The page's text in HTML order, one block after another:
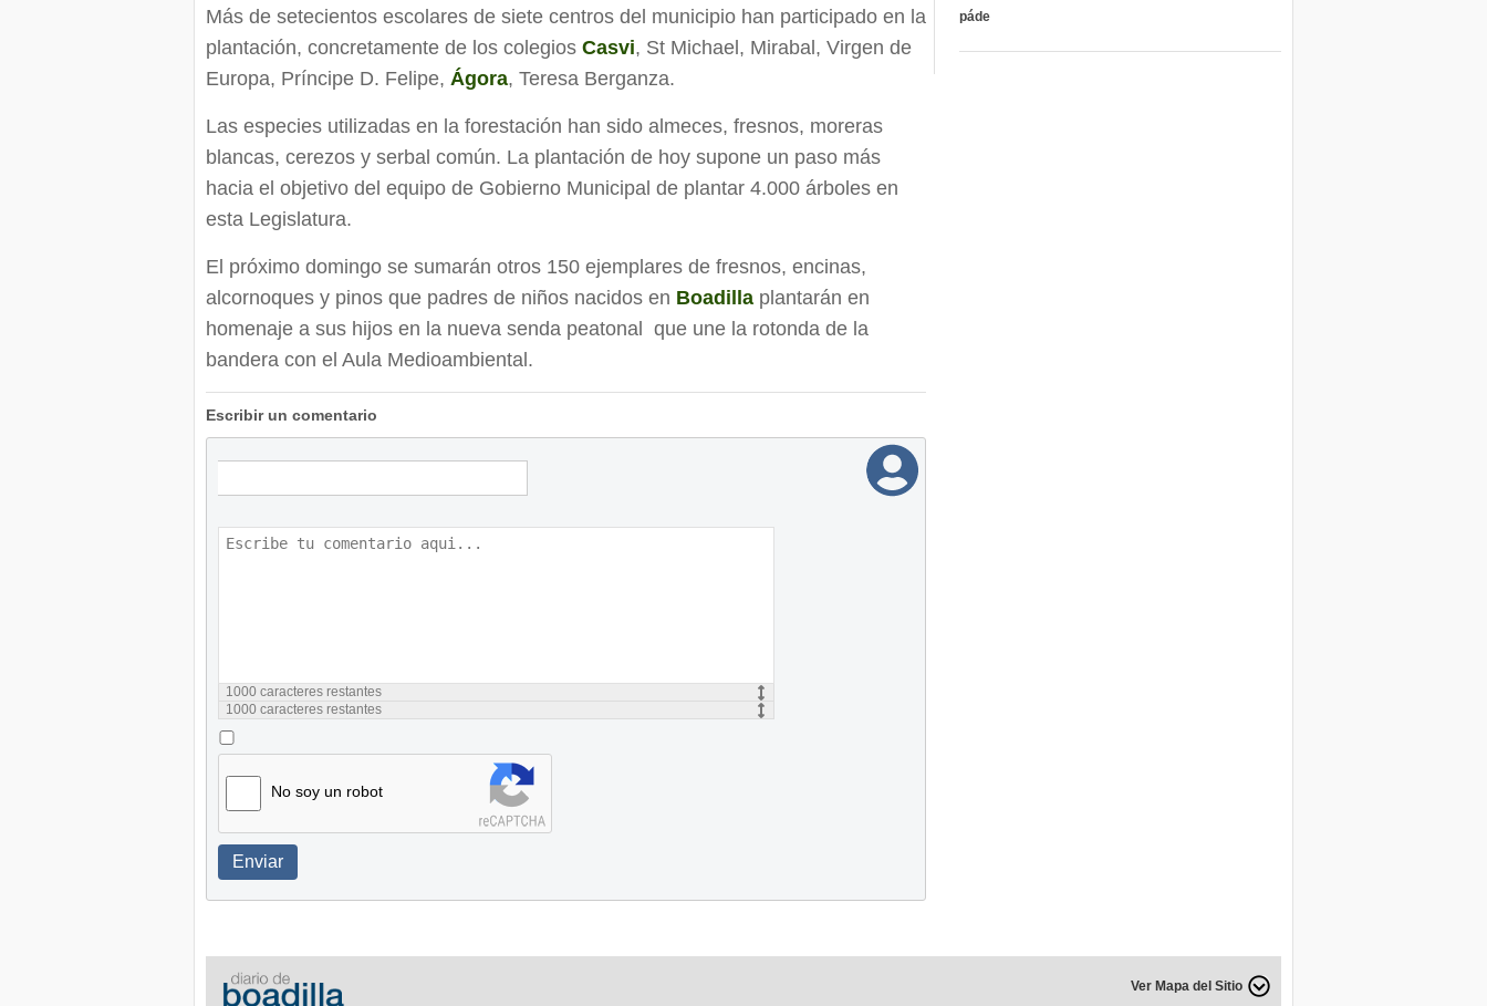
Más de setecientos escolares de siete centros del municipio han participado en la
plantación, concretamente de los colegios Casvi, St Michael, Mirabal, Virgen de
Europa, Príncipe D. Felipe, Ágora, Teresa Berganza.
Las especies utilizadas en la forestación han sido almeces, fresnos, moreras
blancas, cerezos y serbal común. La plantación de hoy supone un paso más
hacia el objetivo del equipo de Gobierno Municipal de plantar 4.000 árboles en
esta Legislatura.
El próximo domingo se sumarán otros 150 ejemplares de fresnos, encinas,
alcornoques y pinos que padres de niños nacidos en Boadilla plantarán en
homenaje a sus hijos en la nueva senda peatonal que une la rotonda de la
bandera con el Aula Medioambiental.
Escribir un comentario
1000 caracteres restantes
1000 caracteres restantes
No soy un robot
Enviar
páde
Ver Mapa del Sitio